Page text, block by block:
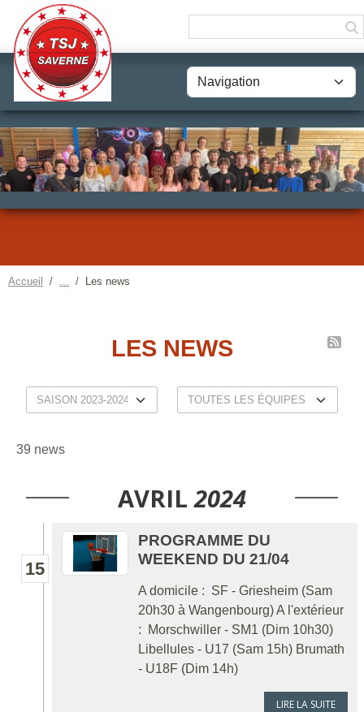
Accueil Les news
LES NEWS
39 news
AVRIL 2024
15
PROGRAMME DU
WEEKEND DU 21/04
A domicile : SF - Griesheim (Sam
20h30 à Wangenbourg) A l'extérieur
: Morschwiller - SM1 (Dim 10h30)
Libellules - U17 (Sam 15h) Brumath
- U18F (Dim 14h)
LIRE LA SUITE
Panneau de gestion des cookies